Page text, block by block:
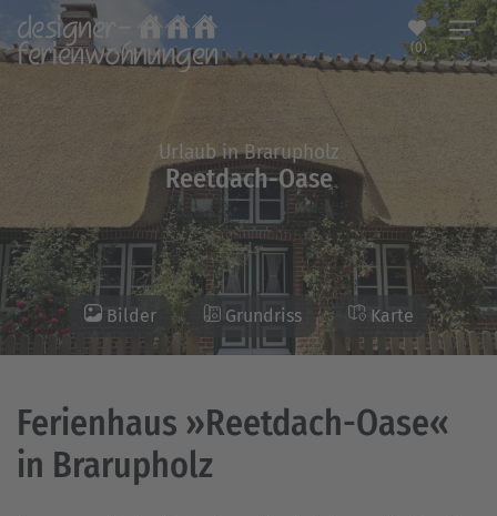
(0)
Urlaub in Brarupholz
Reetdach-Oase
Bilder Grundriss Karte
Ferienhaus »Reetdach-Oase«
in Brarupholz